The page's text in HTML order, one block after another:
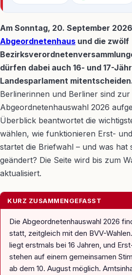
Am Sonntag, 20. September
Abgeordnetenhaus und die zwölf
dürfen dabei auch 16- und 17-
Landesparlament
Berlinerinnen und Berliner sind zur
Abgeordnetenhauswahl 2026
Überblick beantwortet die
wählen, wie funktionieren Erst-
startet die Briefwahl – und was hat
geändert? Die Seite wird bis zum
aktualisiert.
KURZ ZUSAMMENGEFASST
Die Abgeordnetenhauswahl 2026
statt, zeitgleich mit den BVV-
liegt erstmals bei 16 Jahren, und
stehen auf einem gemeinsamen
ab dem 10. August möglich.